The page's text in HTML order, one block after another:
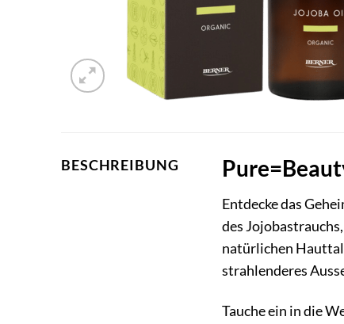
BESCHREIBUNG
Entdecke das
des
natürlichen
strahlenderes
Tauche ein in die